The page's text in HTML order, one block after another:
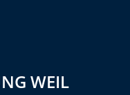
WEIL